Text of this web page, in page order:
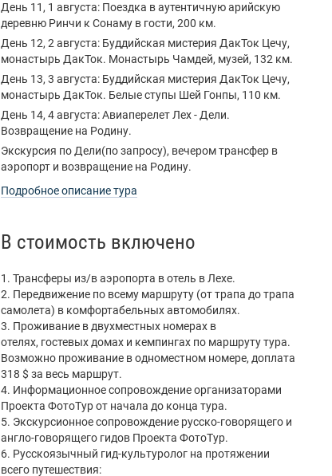
День 11, 1 августа: Поездка в аутентичную арийскую
деревню Ринчи к Сонаму в гости, 200 км.
День 12, 2 августа: Буддийская мистерия ДакТок Цечу,
монастырь ДакТок. Монастырь Чамдей, музей, 132 км.
День 13, 3 августа: Буддийская мистерия ДакТок Цечу,
монастырь ДакТок. Белые ступы Шей Гонпы, 110 км.
День 14, 4 августа: Авиаперелет Лех - Дели.
Возвращение на Родину.
Экскурсия по Дели(по запросу), вечером трансфер в
аэропорт и возвращение на Родину.
Подробное описание тура
В стоимость включено
1. Трансферы из/в аэропорта в отель в Лехе.
2. Передвижение по всему маршруту (от трапа до трапа
самолета) в комфортабельных автомобилях.
3. Проживание в двухместных номерах в
отелях, гостевых домах и кемпингах по маршруту тура.
Возможно проживание в одноместном номере, доплата
318 $ за весь маршрут.
4. Информационное сопровождение организаторами
Проекта ФотоТур от начала до конца тура.
5. Экскурсионное сопровождение русско-говорящего и
англо-говорящего гидов Проекта ФотоТур.
6. Русскоязычный гид-культуролог на протяжении
всего путешествия: